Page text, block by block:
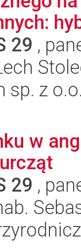
29 ,
sp. z
w
29 ,